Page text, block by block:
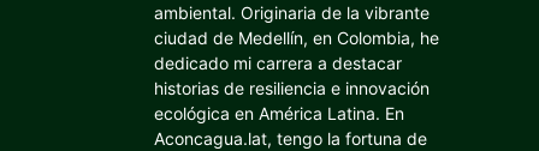
ambiental. Originaria de la vibrante
ciudad de Medellín, en Colombia, he
dedicado mi carrera a destacar
historias de resiliencia e innovación
ecológica en América Latina. En
Aconcagua.lat, tengo la fortuna de